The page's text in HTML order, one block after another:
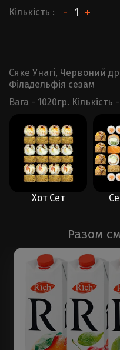
Кількість : - +
Сяке Унагі, Червоний
Філадельфія сезам
Вага - 1020гр. Кількість
Хот Сет Сет
Разом